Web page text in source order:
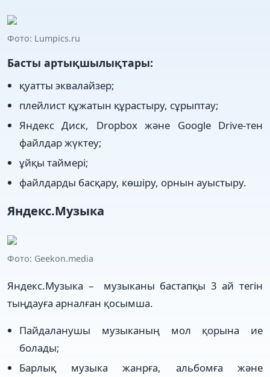
Фото: Lumpics.ru
Басты артықшылықтары:
қуатты эквалайзер;
плейлист құжатын құрастыру, сұрыптау;
Яндекс Диск, Dropbox және Google Drive-тен
файлдар жүктеу;
ұйқы таймері;
файлдарды басқару, көшіру, орнын ауыстыру.
Яндекс.Музыка
Фото: Geekon.media
Яндекс.Музыка – музыканы бастапқы 3 ай тегін
тыңдауға арналған қосымша.
Пайдаланушы музыканың мол қорына ие
болады;
Барлық музыка жанрға, альбомға және